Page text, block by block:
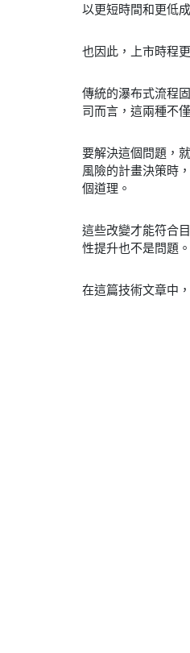
以更短時間和更低
也因此，上市時程
傳統的瀑布式流程
司而言，這兩種不
要解決這個問題，
風險的計畫決策時
個道理。
這些改變才能符合
性提升也不是問題。
在這篇技術文章中